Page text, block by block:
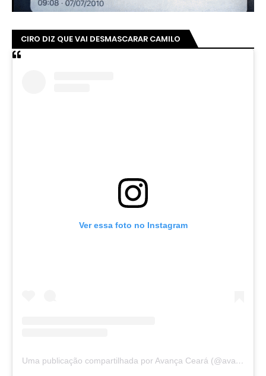
CIRO DIZ QUE VAI DESMASCARAR CAMILO
Ver essa foto no Instagram
Uma publicação compartilhada por Avança Ceará (@avancaceara)